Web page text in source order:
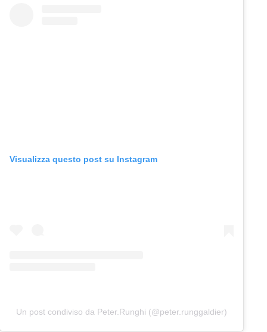
Visualizza questo post su Instagram
Un post condiviso da Peter.Runghi (@peter.runggaldier)